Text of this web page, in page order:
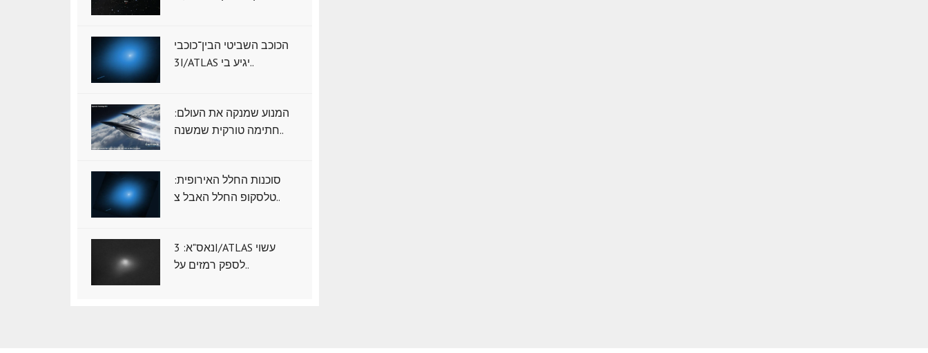
הכוכב השביטי הבין־כוכבי
3I/ATLAS יגיע בי..
המנוע שמנקה את העולם:
חתימה טורקית שמשנה..
סוכנות החלל האירופית:
טלסקופ החלל האבל צ..
נאס"א: ‏3I/ATLAS עשוי
לספק רמזים על..